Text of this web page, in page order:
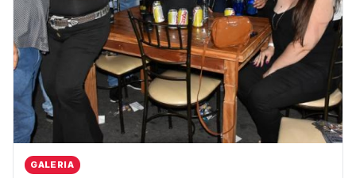
GALERIA